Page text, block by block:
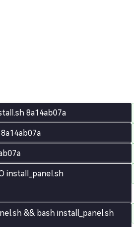
8a14ab07a
install_panel.sh
&& bash install_panel.sh